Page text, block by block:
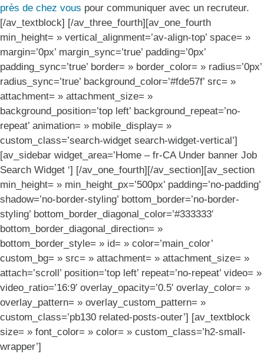
près de chez vous pour communiquer avec un recruteur.
[/av_textblock] [/av_three_fourth][av_one_fourth
min_height= » vertical_alignment=’av-align-top’ space= »
margin=’0px’ margin_sync=’true’ padding=’0px’
padding_sync=’true’ border= » border_color= » radius=’0px’
radius_sync=’true’ background_color=’#fde57f’ src= »
attachment= » attachment_size= »
background_position=’top left’ background_repeat=’no-
repeat’ animation= » mobile_display= »
custom_class=’search-widget search-widget-vertical’]
[av_sidebar widget_area=’Home – fr-CA Under banner Job
Search Widget ‘] [/av_one_fourth][/av_section][av_section
min_height= » min_height_px=’500px’ padding=’no-padding’
shadow=’no-border-styling’ bottom_border=’no-border-
styling’ bottom_border_diagonal_color=’#333333′
bottom_border_diagonal_direction= »
bottom_border_style= » id= » color=’main_color’
custom_bg= » src= » attachment= » attachment_size= »
attach=’scroll’ position=’top left’ repeat=’no-repeat’ video= »
video_ratio=’16:9′ overlay_opacity=’0.5′ overlay_color= »
overlay_pattern= » overlay_custom_pattern= »
custom_class=’pb130 related-posts-outer’] [av_textblock
size= » font_color= » color= » custom_class=’h2-small-
wrapper’]